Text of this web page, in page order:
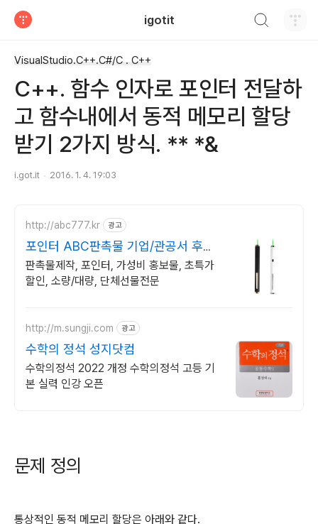
igotit
VisualStudio.C++.C#/C . C++
C++. 함수 인자로 포인터 전달하
고 함수내에서 동적 메모리 할당
받기 2가지 방식. ** *&
i.got.it 2016. 1. 4. 19:03
http://abc777.kr 광고
포인터 ABC판촉물 기업/관공서 후결
제
판촉물제작, 포인터, 가성비 홍보물, 초특가
할인, 소량/대량, 단체선물전문
http://m.sungji.com 광고
수학의 정석 성지닷컴
수학의정석 2022 개정 수학의정석 고등 기
본 실력 인강 오픈
문제 정의
통상적인 동적 메모리 할당은 아래와 같다.